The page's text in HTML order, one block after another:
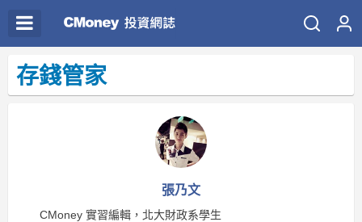
存錢管家
張乃文
CMoney 實習編輯，北大財政系學生